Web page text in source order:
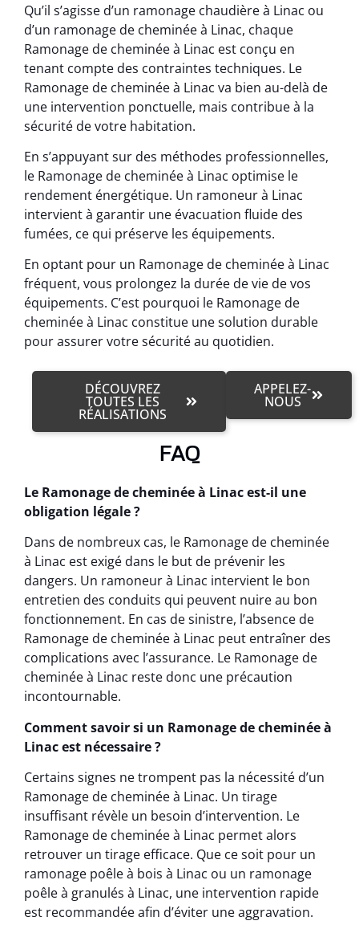
Qu’il s’agisse d’un ramonage chaudière à Linac ou
d’un ramonage de cheminée à Linac, chaque
Ramonage de cheminée à Linac est conçu en
tenant compte des contraintes techniques. Le
Ramonage de cheminée à Linac va bien au-delà de
une intervention ponctuelle, mais contribue à la
sécurité de votre habitation.
En s’appuyant sur des méthodes professionnelles,
le Ramonage de cheminée à Linac optimise le
rendement énergétique. Un ramoneur à Linac
intervient à garantir une évacuation fluide des
fumées, ce qui préserve les équipements.
En optant pour un Ramonage de cheminée à Linac
fréquent, vous prolongez la durée de vie de vos
équipements. C’est pourquoi le Ramonage de
cheminée à Linac constitue une solution durable
pour assurer votre sécurité au quotidien.
DÉCOUVREZ
TOUTES LES
RÉALISATIONS
APPELEZ-
NOUS
FAQ
Le Ramonage de cheminée à Linac est-il une
obligation légale ?
Dans de nombreux cas, le Ramonage de cheminée
à Linac est exigé dans le but de prévenir les
dangers. Un ramoneur à Linac intervient le bon
entretien des conduits qui peuvent nuire au bon
fonctionnement. En cas de sinistre, l’absence de
Ramonage de cheminée à Linac peut entraîner des
complications avec l’assurance. Le Ramonage de
cheminée à Linac reste donc une précaution
incontournable.
Comment savoir si un Ramonage de cheminée à
Linac est nécessaire ?
Certains signes ne trompent pas la nécessité d’un
Ramonage de cheminée à Linac. Un tirage
insuffisant révèle un besoin d’intervention. Le
Ramonage de cheminée à Linac permet alors
retrouver un tirage efficace. Que ce soit pour un
ramonage poêle à bois à Linac ou un ramonage
poêle à granulés à Linac, une intervention rapide
est recommandée afin d’éviter une aggravation.